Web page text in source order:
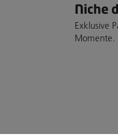
Niche
Exklusive
Momente.